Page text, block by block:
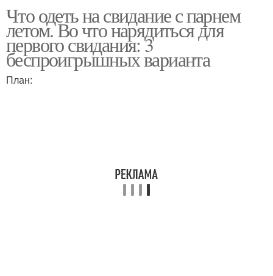
Что одеть на свидание с парнем
летом. Во что нарядиться для
первого свидания: 3
беспроигрышных варианта
План: